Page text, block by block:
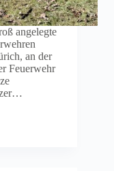
angelegte
an der
Feuerwehr